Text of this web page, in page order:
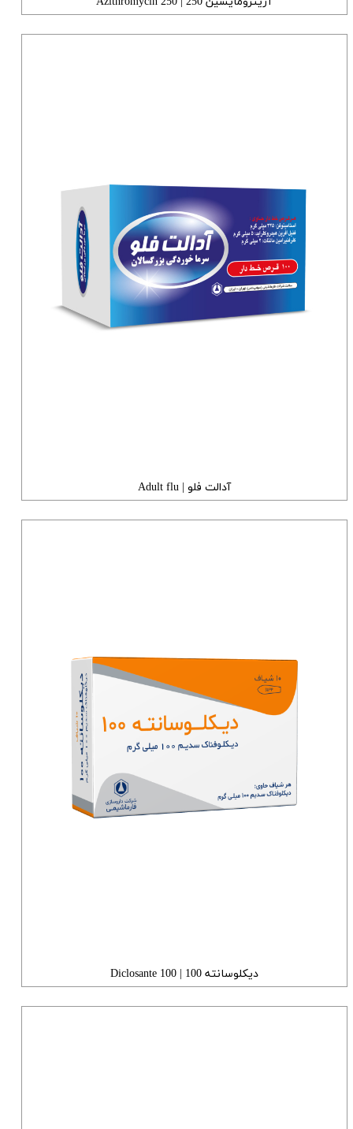
آدالت فلو | Adult flu
دیکلوسانته 100 | 100 Diclosante